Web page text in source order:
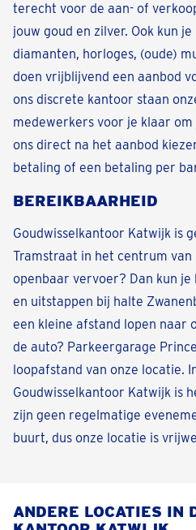
terecht voor de aan- of
jouw goud en zilver. Ook kun
diamanten, horloges, (oude)
doen vrijblijvend een aanbod
ons discrete kantoor staan
medewerkers voor je klaar
ons direct na het aanbod
betaling of een betaling per
BEREIKBAARHEID
Goudwisselkantoor Katwijk is
Tramstraat in het centrum
openbaar vervoer? Dan kun je
en uitstappen bij halte
een kleine afstand lopen naar
de auto? Parkeergarage
loopafstand van onze locatie.
Goudwisselkantoor Katwijk is
zijn geen regelmatige
buurt, dus onze locatie is
ANDERE LOCATIES IN